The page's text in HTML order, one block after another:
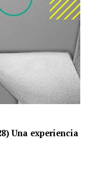
Una experiencia